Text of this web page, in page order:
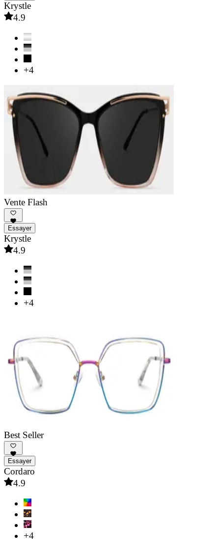
Krystle
4.9
+4
Vente Flash
Essayer
Krystle
4.9
+4
Best Seller
Essayer
Cordaro
4.9
+4